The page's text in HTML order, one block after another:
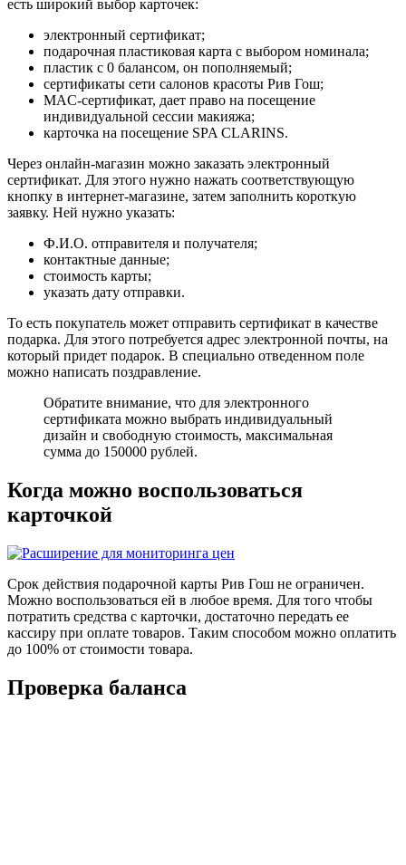
есть широкий выбор карточек:
электронный сертификат;
подарочная пластиковая карта с выбором номинала;
пластик с 0 балансом, он пополняемый;
сертификаты сети салонов красоты Рив Гош;
MAC-сертификат, дает право на посещение
индивидуальной сессии макияжа;
карточка на посещение SPA CLARINS.
Через онлайн-магазин можно заказать электронный
сертификат. Для этого нужно нажать соответствующую
кнопку в интернет-магазине, затем заполнить короткую
заявку. Ней нужно указать:
Ф.И.О. отправителя и получателя;
контактные данные;
стоимость карты;
указать дату отправки.
То есть покупатель может отправить сертификат в качестве
подарка. Для этого потребуется адрес электронной почты, на
который придет подарок. В специально отведенном поле
можно написать поздравление.
Обратите внимание, что для электронного
сертификата можно выбрать индивидуальный
дизайн и свободную стоимость, максимальная
сумма до 150000 рублей.
Когда можно воспользоваться
карточкой
Срок действия подарочной карты Рив Гош не ограничен.
Можно воспользоваться ей в любое время. Для того чтобы
потратить средства с карточки, достаточно передать ее
кассиру при оплате товаров. Таким способом можно оплатить
до 100% от стоимости товара.
Проверка баланса